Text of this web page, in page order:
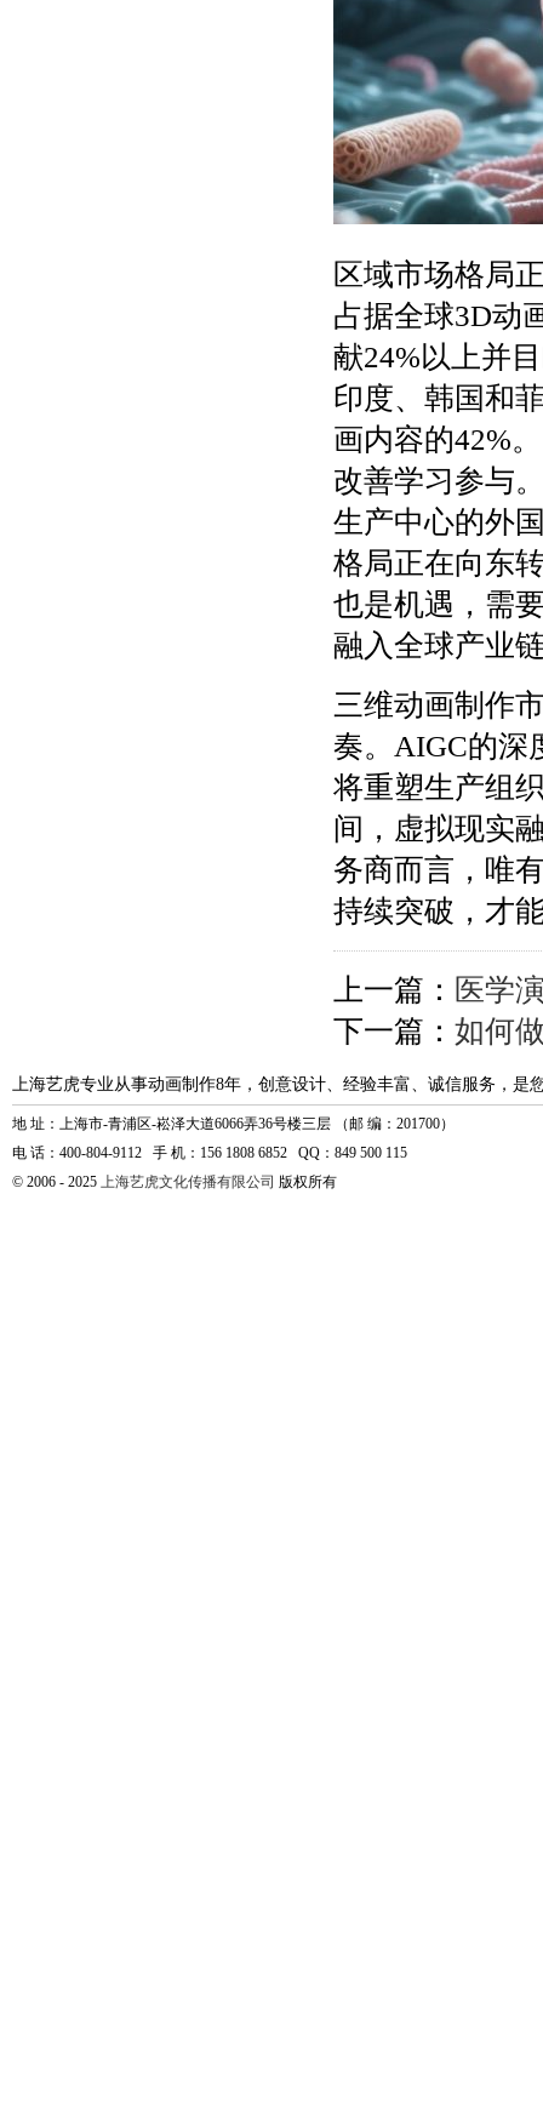
区域市场格局
占据全球3D动
献24%以上并
印度、韩国和
画内容的42%
改善学习参与
生产中心的外
格局正在向东
也是机遇，需
融入全球产业
三维动画制作
奏。AIGC的深
将重塑生产组
间，虚拟现实
务商而言，唯
持续突破，才
上一篇： 医学
下一篇： 如何
上海艺虎专业从事动画制作8年，创意设计、经验丰富、诚信服务，是
地 址：上海市-青浦区-崧泽大道6066弄36号楼三层 （邮 编：201700）
电 话：400-804-9112 手 机：156 1808 6852 QQ：849 500 115
© 2006 - 2025 上海艺虎文化传播有限公司 版权所有